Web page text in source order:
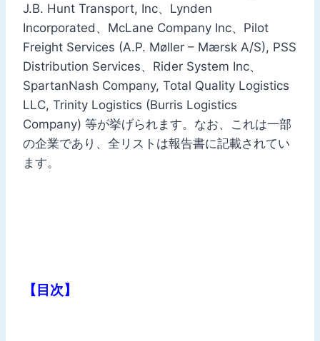
J.B. Hunt Transport, Inc、Lynden
Incorporated、McLane Company Inc、Pilot
Freight Services (A.P. Møller – Mærsk A/S), PSS
Distribution Services、Rider System Inc、
SpartanNash Company, Total Quality Logistics
LLC, Trinity Logistics (Burris Logistics
Company) 等が挙げられます。なお、これは一部
の企業であり、全リストは報告書に記載されてい
ます。
【目次】